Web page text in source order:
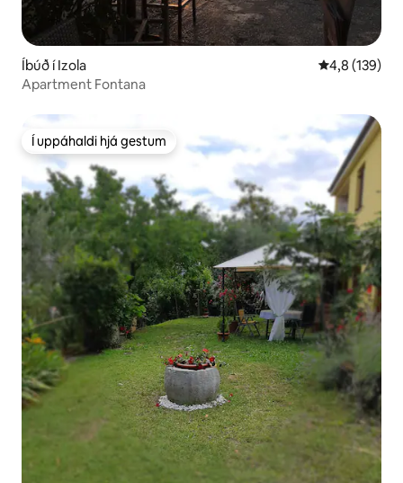
Íbúð í Izola 4,8 af 5 í
4,8 (139)
Apartment Fontana
Í uppáhaldi hjá gestum
Í uppáhaldi hjá gestum